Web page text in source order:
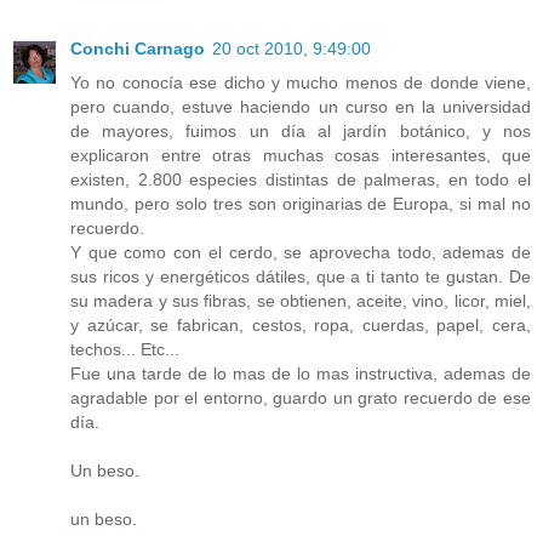
Conchi Carnago 20 oct 2010, 9:49:00
Yo no conocía ese dicho y mucho menos de donde viene,
pero cuando, estuve haciendo un curso en la universidad
de mayores, fuimos un día al jardín botánico, y nos
explicaron entre otras muchas cosas interesantes, que
existen, 2.800 especies distintas de palmeras, en todo el
mundo, pero solo tres son originarias de Europa, si mal no
recuerdo.
Y que como con el cerdo, se aprovecha todo, ademas de
sus ricos y energéticos dátiles, que a ti tanto te gustan. De
su madera y sus fibras, se obtienen, aceite, vino, licor, miel,
y azúcar, se fabrican, cestos, ropa, cuerdas, papel, cera,
techos... Etc...
Fue una tarde de lo mas de lo mas instructiva, ademas de
agradable por el entorno, guardo un grato recuerdo de ese
día.
Un beso.
un beso.